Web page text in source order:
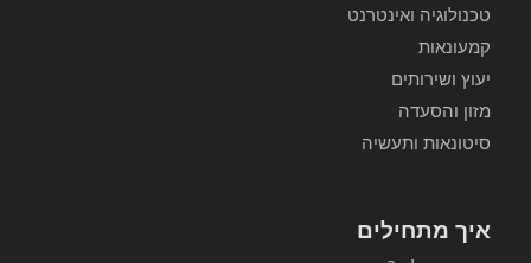
טכנולוגיה ואינטרנט
קמעונאות
יעוץ ושירותים
מזון והסעדה
סיטונאות ותעשיה
איך מתחילים